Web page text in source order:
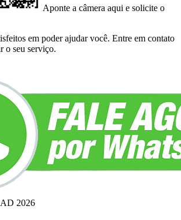
Aponte a câmera aqui e solicite o
em poder ajudar você. Entre em contato
o seu serviço.
2026